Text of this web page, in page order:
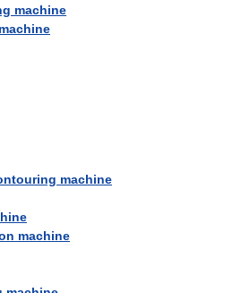
machine
machine
machine